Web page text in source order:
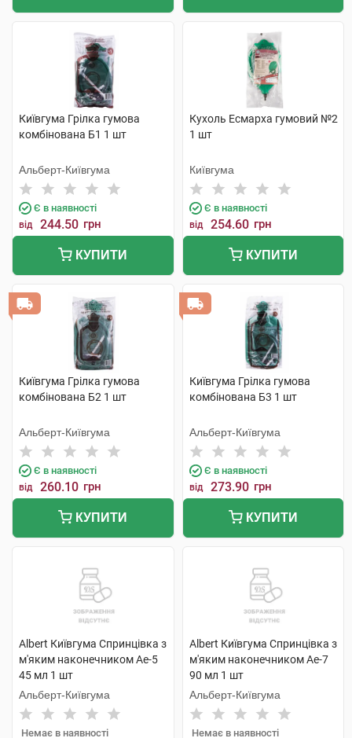
Київгума Грілка гумова
комбінована Б1 1 шт
Альберт-Київгума
Є в наявності
від 244.50 грн
КУПИТИ
Кухоль Есмарха гумовий №2
1 шт
Київгума
Є в наявності
від 254.60 грн
КУПИТИ
Київгума Грілка гумова
комбінована Б2 1 шт
Альберт-Київгума
Є в наявності
від 260.10 грн
КУПИТИ
Київгума Грілка гумова
комбінована Б3 1 шт
Альберт-Київгума
Є в наявності
від 273.90 грн
КУПИТИ
Albert Київгума Спринцівка з
м'яким наконечником Ае-5
45 мл 1 шт
Альберт-Київгума
Немає в наявності
Albert Київгума Спринцівка з
м'яким наконечником Ае-7
90 мл 1 шт
Альберт-Київгума
Немає в наявності